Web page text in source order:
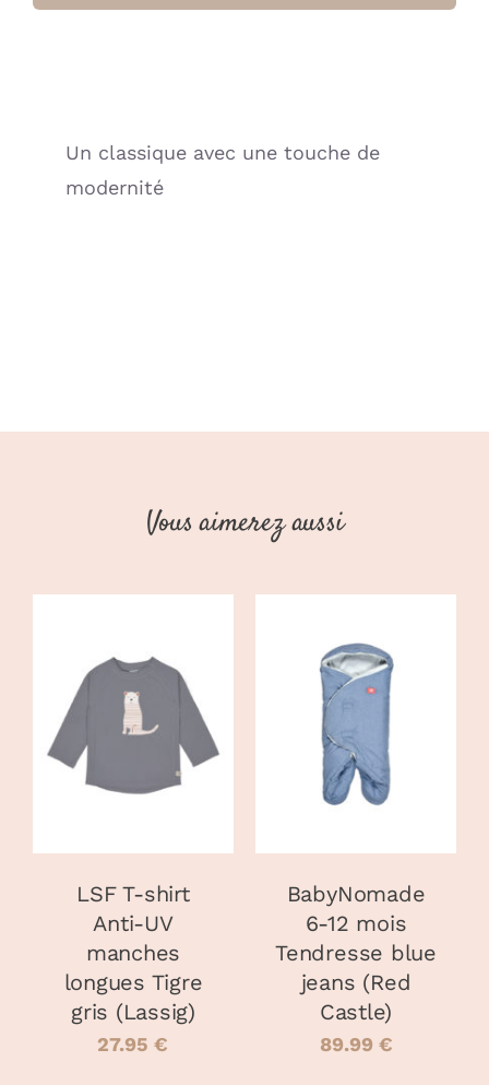
Un classique avec une touche de
modernité
Vous aimerez aussi
CHOIX DES
OPTIONS CE
PRODUIT
PLUSIEURS
PEUVENT
ÊTRE
CHOISIES
SUR
LA
PAGE
DU
PRODUIT
LSF T-shirt
Anti-UV
manches
longues Tigre
gris (Lassig)
27.95€
AJOUTER AU
PANIER
DÉTAILS
BabyNomade
6-12 mois
Tendresse blue
jeans (Red
Castle)
89.99 €